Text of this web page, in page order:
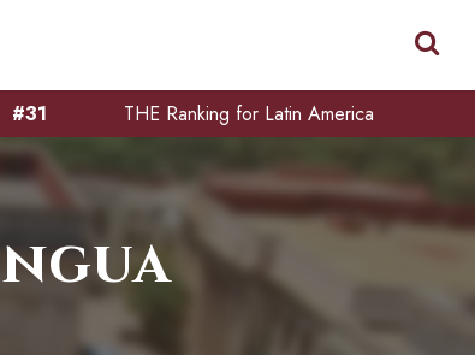
THE Ranking for Latin America
#31